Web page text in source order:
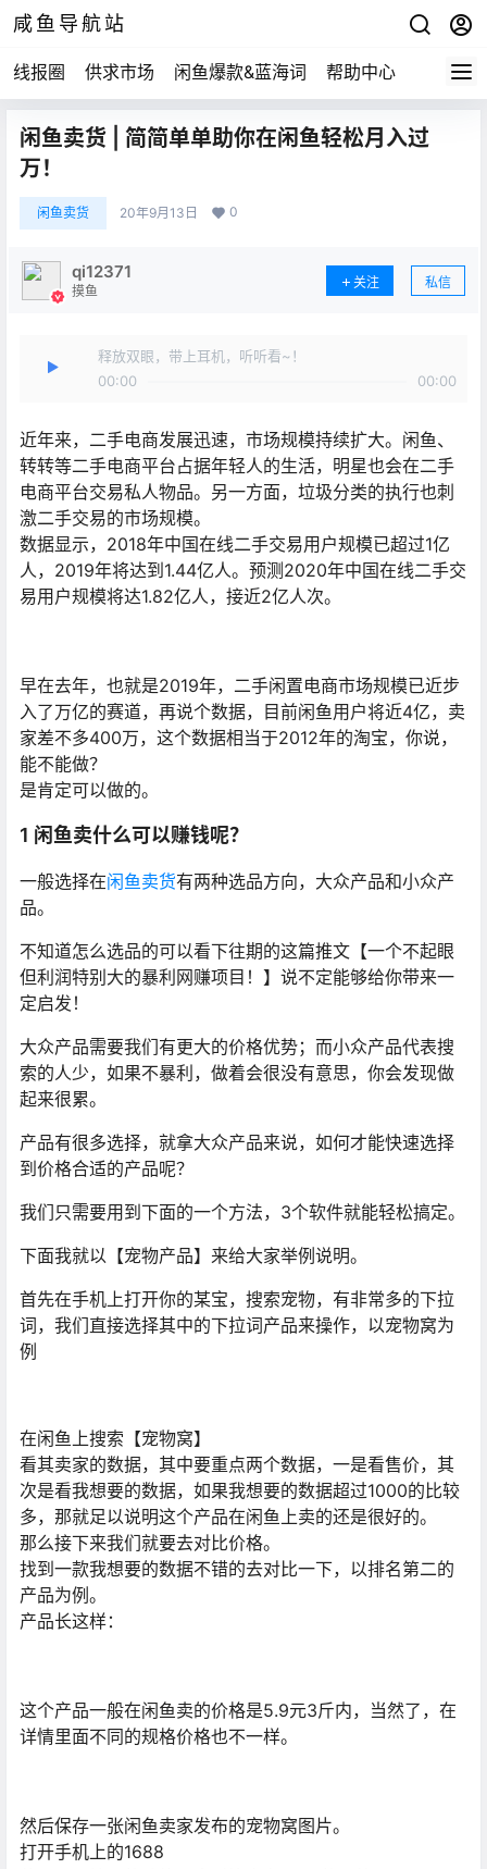
咸鱼导航站
线报圈 供求市场 闲鱼爆款&蓝海词 帮助中心
闲鱼卖货 | 简简单单助你在闲鱼轻松月入过
万！
闲鱼卖货 20年9月13日 0
qi12371
摸鱼
关注 私信
释放双眼，带上耳机，听听看~！
00:00
00:00
近年来，二手电商发展迅速，市场规模持续扩大。闲鱼、
转转等二手电商平台占据年轻人的生活，明星也会在二手
电商平台交易私人物品。另一方面，垃圾分类的执行也刺
激二手交易的市场规模。
数据显示，2018年中国在线二手交易用户规模已超过1亿
人，2019年将达到1.44亿人。预测2020年中国在线二手交
易用户规模将达1.82亿人，接近2亿人次。
早在去年，也就是2019年，二手闲置电商市场规模已近步
入了万亿的赛道，再说个数据，目前闲鱼用户将近4亿，卖
家差不多400万，这个数据相当于2012年的淘宝，你说，
能不能做？
是肯定可以做的。
1 闲鱼卖什么可以赚钱呢？
一般选择在闲鱼卖货有两种选品方向，大众产品和小众产
品。
不知道怎么选品的可以看下往期的这篇推文【一个不起眼
但利润特别大的暴利网赚项目！】说不定能够给你带来一
定启发！
大众产品需要我们有更大的价格优势；而小众产品代表搜
索的人少，如果不暴利，做着会很没有意思，你会发现做
起来很累。
产品有很多选择，就拿大众产品来说，如何才能快速选择
到价格合适的产品呢？
我们只需要用到下面的一个方法，3个软件就能轻松搞定。
下面我就以【宠物产品】来给大家举例说明。
首先在手机上打开你的某宝，搜索宠物，有非常多的下拉
词，我们直接选择其中的下拉词产品来操作，以宠物窝为
例
在闲鱼上搜索【宠物窝】
看其卖家的数据，其中要重点两个数据，一是看售价，其
次是看我想要的数据，如果我想要的数据超过1000的比较
多，那就足以说明这个产品在闲鱼上卖的还是很好的。
那么接下来我们就要去对比价格。
找到一款我想要的数据不错的去对比一下，以排名第二的
产品为例。
产品长这样：
这个产品一般在闲鱼卖的价格是5.9元3斤内，当然了，在
详情里面不同的规格价格也不一样。
然后保存一张闲鱼卖家发布的宠物窝图片。
打开手机上的1688